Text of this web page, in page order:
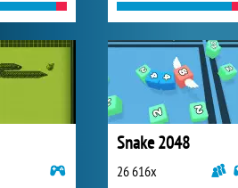
Snake 2048
26 616x